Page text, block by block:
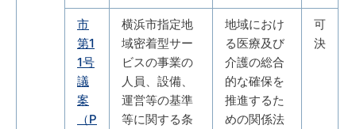
市
第1
1号
議
案
（P
横浜市指定地
域密着型サー
ビスの事業の
人員、設備、
運営等の基準
等に関する条
地域におけ
る医療及び
介護の総合
的な確保を
推進するた
めの関係法
可
決